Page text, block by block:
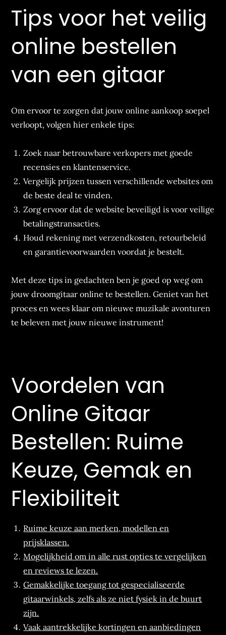
Tips voor het veilig
online bestellen
van een gitaar
Om ervoor te zorgen dat jouw online aankoop soepel
verloopt, volgen hier enkele tips:
Zoek naar betrouwbare verkopers met goede
recensies en klantenservice.
Vergelijk prijzen tussen verschillende websites om
de beste deal te vinden.
Zorg ervoor dat de website beveiligd is voor veilige
betalingstransacties.
Houd rekening met verzendkosten, retourbeleid
en garantievoorwaarden voordat je bestelt.
Met deze tips in gedachten ben je goed op weg om
jouw droomgitaar online te bestellen. Geniet van het
proces en wees klaar om nieuwe muzikale avonturen
te beleven met jouw nieuwe instrument!
Voordelen van
Online Gitaar
Bestellen: Ruime
Keuze, Gemak en
Flexibiliteit
Ruime keuze aan merken, modellen en
prijsklassen.
Mogelijkheid om in alle rust opties te vergelijken
en reviews te lezen.
Gemakkelijke toegang tot gespecialiseerde
gitaarwinkels, zelfs als ze niet fysiek in de buurt
zijn.
Vaak aantrekkelijke kortingen en aanbiedingen